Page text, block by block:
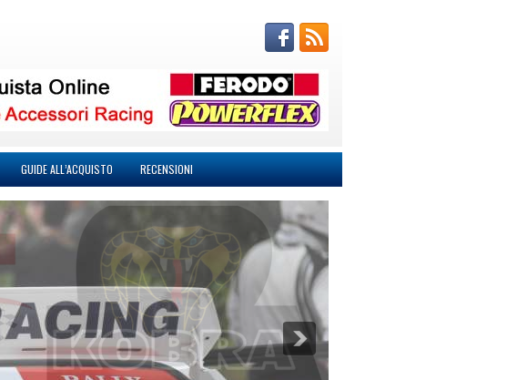
GUIDE ALL’ACQUISTO RECENSIONI